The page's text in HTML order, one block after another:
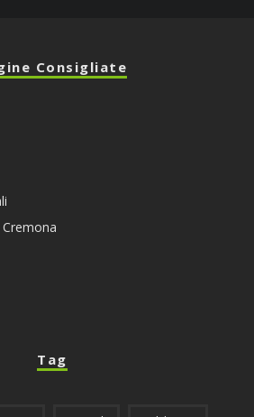
Consigliate
Tag